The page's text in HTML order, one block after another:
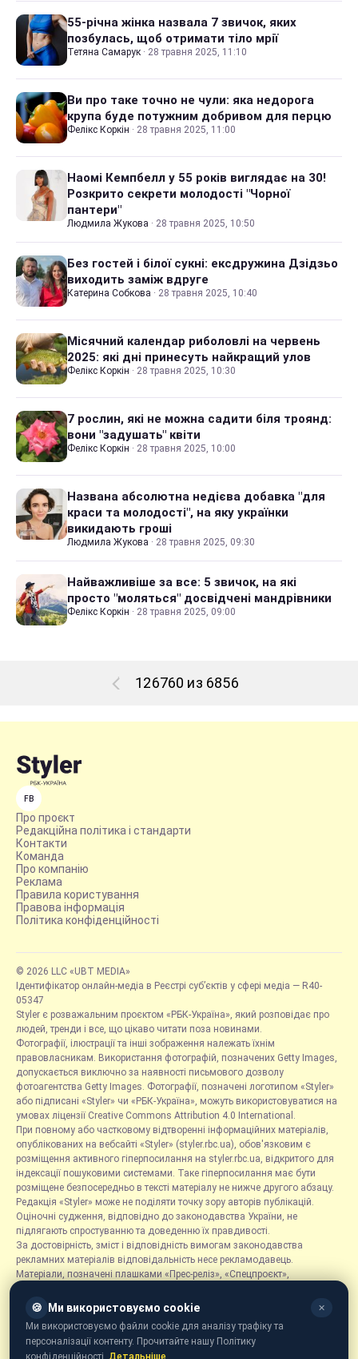
55-річна жінка назвала 7 звичок, яких
позбулась, щоб отримати тіло мрії
Тетяна Самарук · 28 травня 2025, 11:10
Ви про таке точно не чули: яка недорога
крупа буде потужним добривом для перцю
Фелікс Коркін · 28 травня 2025, 11:00
Наомі Кемпбелл у 55 років виглядає на 30!
Розкрито секрети молодості "Чорної
пантери"
Людмила Жукова · 28 травня 2025, 10:50
Без гостей і білої сукні: ексдружина Дзідзьо
виходить заміж вдруге
Катерина Собкова · 28 травня 2025, 10:40
Місячний календар риболовлі на червень
2025: які дні принесуть найкращий улов
Фелікс Коркін · 28 травня 2025, 10:30
7 рослин, які не можна садити біля троянд:
вони "задушать" квіти
Фелікс Коркін · 28 травня 2025, 10:00
Названа абсолютна недієва добавка "для
краси та молодості", на яку українки
викидають гроші
Людмила Жукова · 28 травня 2025, 09:30
Найважливіше за все: 5 звичок, на які
просто "моляться" досвідчені мандрівники
Фелікс Коркін · 28 травня 2025, 09:00
126760 из 6856
FB
Про проєкт
Редакційна політика і стандарти
Контакти
Команда
Про компанію
Реклама
Правила користування
Правова інформація
Політика конфіденційності
© 2026 LLC «UBT MEDIA»
Ідентифікатор онлайн-медіа в Реєстрі суб’єктів у сфері медіа — R40-
05347
Styler є розважальним проєктом «РБК-Україна», який розповідає про
людей, тренди і все, що цікаво читати поза новинами.
Фотографії, ілюстрації та інші зображення належать їхнім
правовласникам. Використання фотографій, позначених Getty Images,
допускається виключно за наявності письмового дозволу
фотоагентства Getty Images. Фотографії, позначені логотипом «Styler»
або підписані «Styler» чи «РБК-Україна», можуть використовуватися на
умовах ліцензії Creative Commons Attribution 4.0 International.
При повному або частковому відтворенні інформаційних матеріалів,
опублікованих на вебсайті «Styler» (styler.rbc.ua), обов'язковим є
розміщення активного гіперпосилання на styler.rbc.ua, відкритого для
індексації пошуковими системами. Таке гіперпосилання має бути
розміщене безпосередньо в тексті матеріалу не нижче другого абзацу.
Редакція «Styler» може не поділяти точку зору авторів публікацій.
Оціночні судження, відповідно до законодавства України, не
підлягають спростуванню та доведенню їх правдивості.
За достовірність, зміст і відповідність вимогам законодавства
рекламних матеріалів відповідальність несе рекламодавець.
Матеріали, позначені плашками «Прес-реліз», «Спецпроєкт»,
розміщуються на правах реклами.
Рубрика «Новини компаній» є інформаційним форматом, що містить
новини, повідомлення та оголошення, пов'язані з діяльністю
компаній, і ґрунтується на інформації, наданій відповідними
🍪 Ми використовуємо cookie ✕
Ми використовуємо файли cookie для аналізу трафіку та
персоналізації контенту. Прочитайте нашу Політику
конфіденційності. Детальніше